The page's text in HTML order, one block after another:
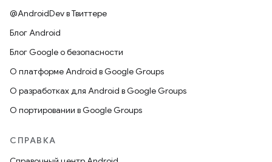
@AndroidDev в Твиттере
Блог Android
Блог Google о безопасности
О платформе Android в Google Groups
О разработках для Android в Google Groups
О портировании в Google Groups
СПРАВКА